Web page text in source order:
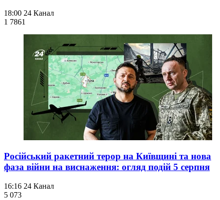
18:00 24 Канал
1 7861
Російський ракетний терор на Київщині та нова
фаза війни на виснаження: огляд подій 5 серпня
16:16 24 Канал
5 073